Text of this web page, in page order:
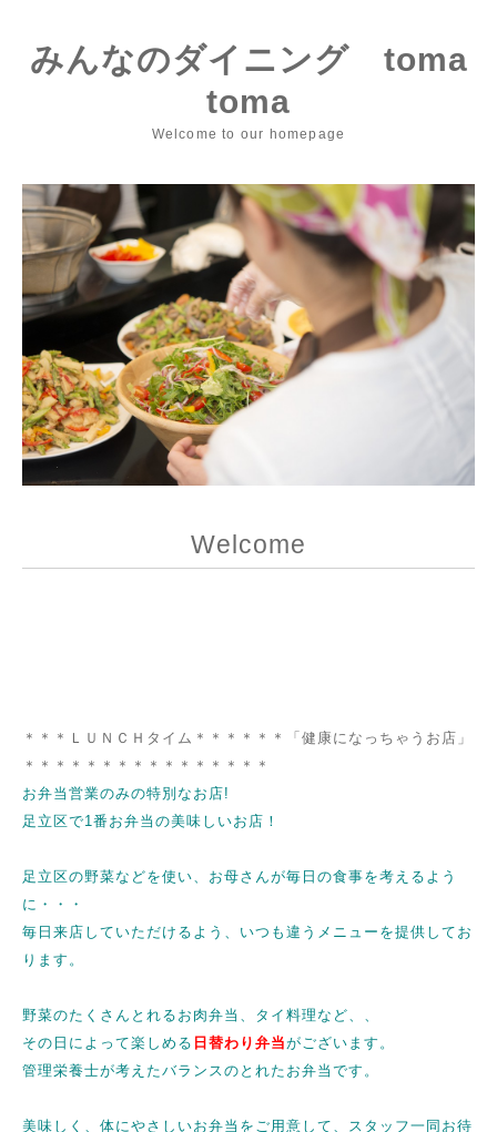
みんなのダイニング toma
toma
Welcome to our homepage
Welcome
＊＊＊ＬＵＮＣＨタイム＊＊＊＊＊＊「健康になっちゃうお店」
＊＊＊＊＊＊＊＊＊＊＊＊＊＊＊＊
お弁当営業のみの特別なお店!
足立区で1番お弁当の美味しいお店！
足立区の野菜などを使い、お母さんが毎日の食事を考えるよう
に・・・
毎日来店していただけるよう、 いつも違うメニューを提供してお
ります。
野菜のたくさんとれるお肉弁当、タイ料理など、、
その日によって楽しめる 日替わり弁当がございます。
管理栄養士が考えたバランスのとれたお弁当です。
美味しく、体にやさしいお弁当をご用意して、スタッフ一同お待